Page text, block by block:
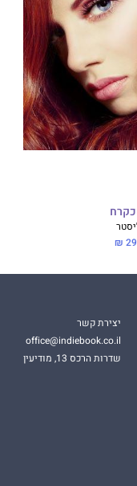
29 ₪
יצירת קשר
office@indiebook.co.il
שדרות הרכס 13, מודיעין